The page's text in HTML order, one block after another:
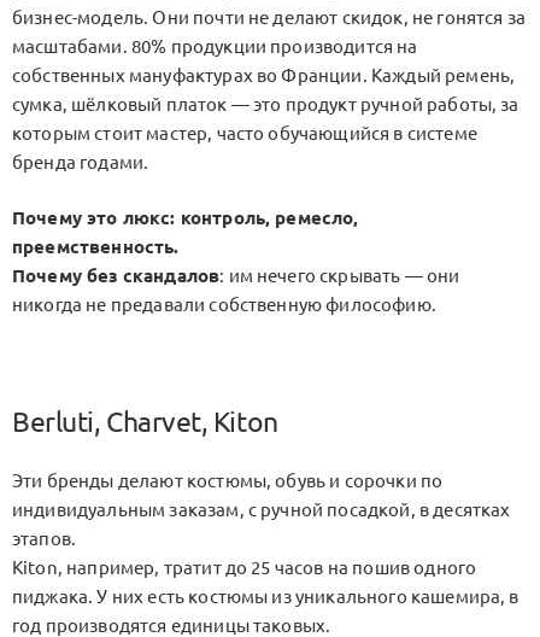
бизнес-модель. Они почти не делают скидок, не гонятся за
масштабами. 80% продукции производится на
собственных мануфактурах во Франции. Каждый ремень,
сумка, шёлковый платок — это продукт ручной работы, за
которым стоит мастер, часто обучающийся в системе
бренда годами.
Почему это люкс: контроль, ремесло,
преемственность.
Почему без скандалов: им нечего скрывать — они
никогда не предавали собственную философию.
Berluti, Charvet, Kiton
Эти бренды делают костюмы, обувь и сорочки по
индивидуальным заказам, с ручной посадкой, в десятках
этапов.
Kiton, например, тратит до 25 часов на пошив одного
пиджака. У них есть костюмы из уникального кашемира, в
год производятся единицы таковых.